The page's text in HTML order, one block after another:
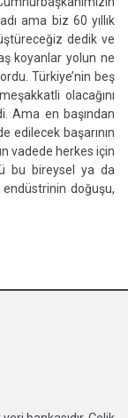
ama biz 60 yıllık
dedik ve
koyanlar yolun ne
Türkiye’nin beş
olacağını
Ama en başından
edilecek başarının
vadede herkes için
bu bireysel ya da
doğuşu,